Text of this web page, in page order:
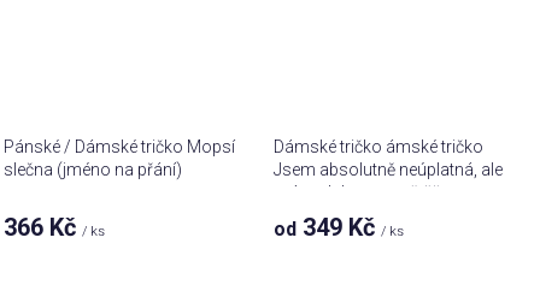
Pánské / Dámské tričko Mopsí
slečna (jméno na přání)
366 Kč/ ks
Dámské tričko ámské tričko
Jsem absolutně neúplatná, ale
mám slabost pro štěňata a
čokoládu
od 349 Kč/ ks